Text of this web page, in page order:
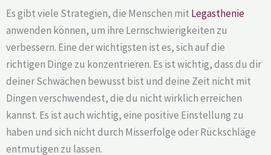
Es gibt viele Strategien, die Menschen mit Legasthenie
anwenden können, um ihre Lernschwierigkeiten zu
verbessern. Eine der wichtigsten ist es, sich auf die
richtigen Dinge zu konzentrieren. Es ist wichtig, dass du dir
deiner Schwächen bewusst bist und deine Zeit nicht mit
Dingen verschwendest, die du nicht wirklich erreichen
kannst. Es ist auch wichtig, eine positive Einstellung zu
haben und sich nicht durch Misserfolge oder Rückschläge
entmutigen zu lassen.